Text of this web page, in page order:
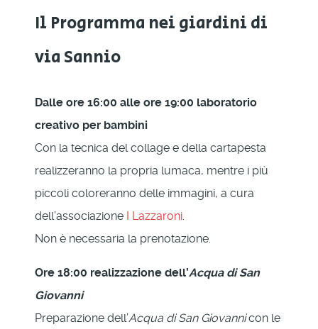
Il Programma nei giardini di
via Sannio
Dalle ore 16:00 alle ore 19:00 laboratorio
creativo per bambini
Con la tecnica del collage e della cartapesta
realizzeranno la propria lumaca, mentre i più
piccoli coloreranno delle immagini, a cura
dell’associazione I Lazzaroni.
Non è necessaria la prenotazione.
Ore 18:00 realizzazione dell’Acqua di San
Giovanni
Preparazione dell’Acqua di San Giovannicon le